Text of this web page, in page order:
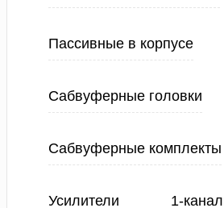
Пассивные в корпусе
Сабвуферные головки
Сабвуферные комплекты
Усилители 1-